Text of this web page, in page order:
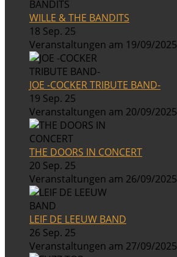
WILLE & THE BANDITS
18 Sep. 25
Veranstaltungen am 19/09/2025
JOE -COCKER TRIBUTE BAND-
19 Sep. 25
Veranstaltungen am 20/09/2025
THE DOORS IN CONCERT
20 Sep. 25
Veranstaltungen am 26/09/2025
LEIF DE LEEUW BAND
26 Sep. 25
Veranstaltungen am 27/09/2025